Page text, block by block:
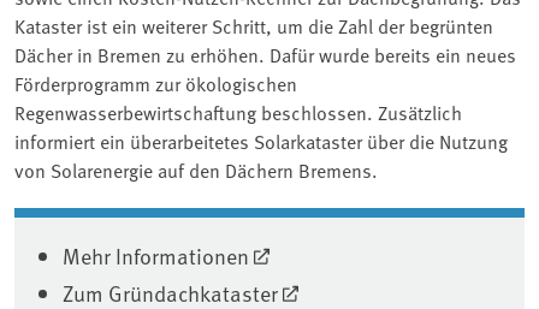
Kataster ist ein weiterer Schritt, um die Zahl der begrünten
Dächer in Bremen zu erhöhen. Dafür wurde bereits ein neues
Förderprogramm zur ökologischen
Regenwasserbewirtschaftung beschlossen. Zusätzlich
informiert ein überarbeitetes Solarkataster über die Nutzung
von Solarenergie auf den Dächern Bremens.
Mehr Informationen
Zum Gründachkataster